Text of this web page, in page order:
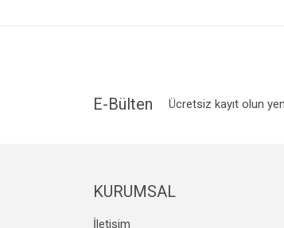
Bu ürüne benzer farklı
E-Bülten Ücretsiz kayıt olun
KURUMSAL
İletişim